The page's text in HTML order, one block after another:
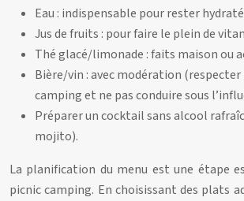
Eau : indispensable pour rester
Jus de fruits : pour faire le plein de
Thé glacé/limonade : faits maison ou
Bière/vin : avec modération (respecter
camping et ne pas conduire sous
Préparer un cocktail sans alcool
mojito).
La planification du menu est une étape
picnic camping. En choisissant des plats